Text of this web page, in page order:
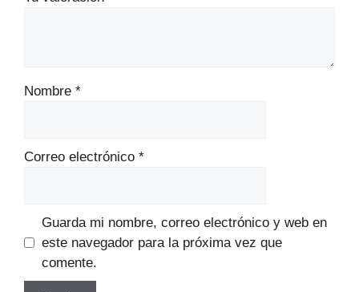
Nombre *
Correo electrónico *
Guarda mi nombre, correo electrónico y web en
este navegador para la próxima vez que
comente.